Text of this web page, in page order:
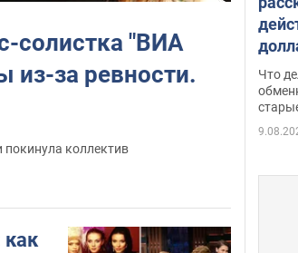
солистка "ВИА
из-за ревности.
покинула коллектив
как
Что